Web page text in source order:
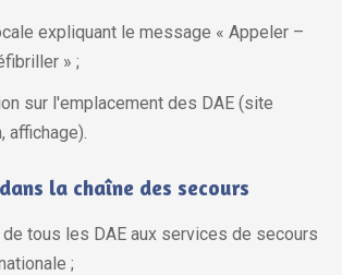
expliquant le message « Appeler –
» ;
sur l'emplacement des DAE (site
affichage).
la chaîne des secours
tous les DAE aux services de secours
;